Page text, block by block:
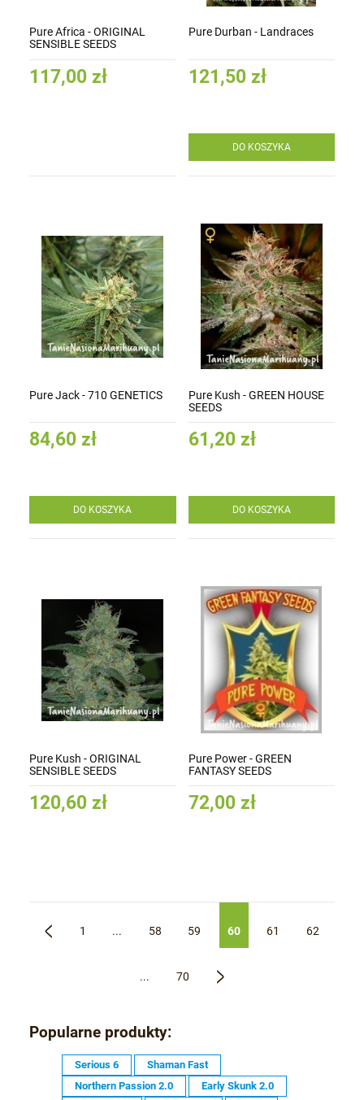
Pure Africa - ORIGINAL
SENSIBLE SEEDS
117,00 zł
Pure Durban - Landraces
121,50 zł
DO KOSZYKA
Pure Jack - 710 GENETICS
84,60 zł
DO KOSZYKA
Pure Kush - GREEN HOUSE
SEEDS
61,20 zł
DO KOSZYKA
Pure Kush - ORIGINAL
SENSIBLE SEEDS
120,60 zł
Pure Power - GREEN
FANTASY SEEDS
72,00 zł
1 ... 58 59 60 61 62
... 70
Popularne produkty:
Serious 6
Shaman Fast
Northern Passion 2.0
Early Skunk 2.0